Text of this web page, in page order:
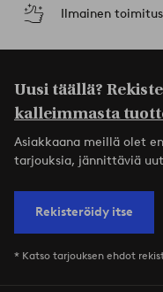
Ilmainen toimitus
Uusi täällä?
kalleimmasta
Asiakkaana meillä olet
tarjouksia, jännittäviä
Rekisteröidy itse
* Katso tarjouksen ehdot